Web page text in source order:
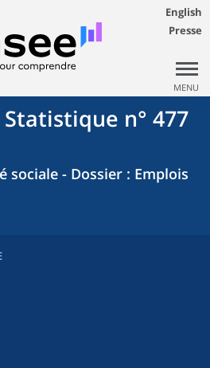
English
Presse
MENU
n° 477
sociale - Dossier : Emplois